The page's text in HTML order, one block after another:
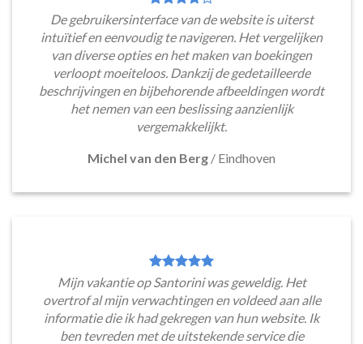
De gebruikersinterface van de website is uiterst
intuïtief en eenvoudig te navigeren. Het vergelijken
van diverse opties en het maken van boekingen
verloopt moeiteloos. Dankzij de gedetailleerde
beschrijvingen en bijbehorende afbeeldingen wordt
het nemen van een beslissing aanzienlijk
vergemakkelijkt.
Michel van den Berg / Eindhoven
Mijn vakantie op Santorini was geweldig. Het
overtrof al mijn verwachtingen en voldeed aan alle
informatie die ik had gekregen van hun website. Ik
ben tevreden met de uitstekende service die